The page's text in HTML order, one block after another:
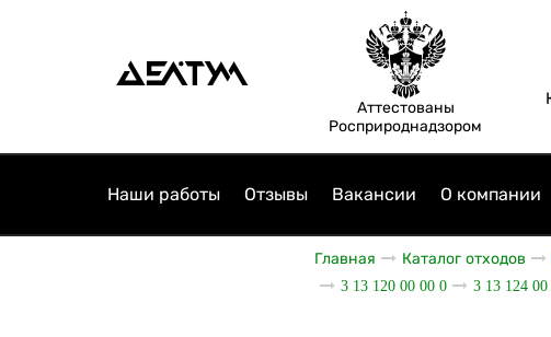
Аттестованы
Росприроднадзором
Наши работы Отзывы Вакансии О компании
Главная Каталог отходов
3 13 120 00 00 0
3 13 124 00